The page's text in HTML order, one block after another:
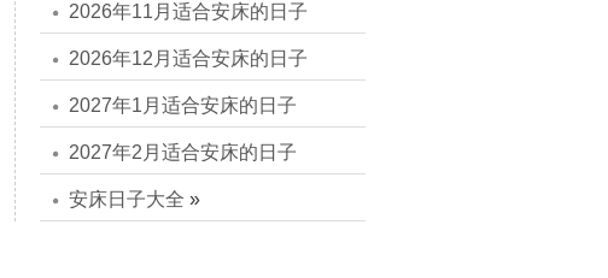
2026年11月适合安床的日子
2026年12月适合安床的日子
2027年1月适合安床的日子
2027年2月适合安床的日子
安床日子大全 »